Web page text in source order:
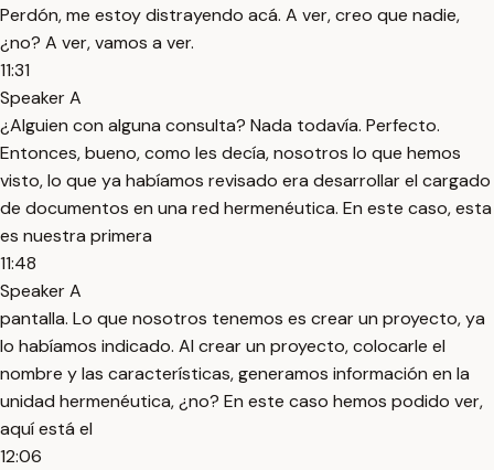
Perdón, me estoy distrayendo acá. A ver, creo que nadie,
¿no? A ver, vamos a ver.
11:31
Speaker A
¿Alguien con alguna consulta? Nada todavía. Perfecto.
Entonces, bueno, como les decía, nosotros lo que hemos
visto, lo que ya habíamos revisado era desarrollar el cargado
de documentos en una red hermenéutica. En este caso, esta
es nuestra primera
11:48
Speaker A
pantalla. Lo que nosotros tenemos es crear un proyecto, ya
lo habíamos indicado. Al crear un proyecto, colocarle el
nombre y las características, generamos información en la
unidad hermenéutica, ¿no? En este caso hemos podido ver,
aquí está el
12:06